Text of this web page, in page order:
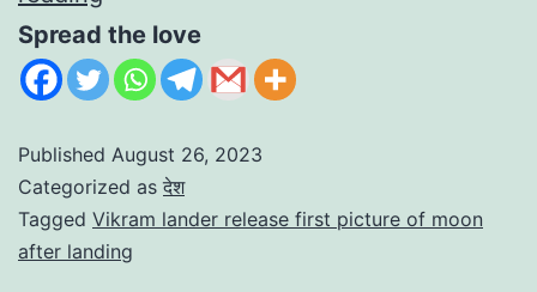
Spread the love
Published August 26, 2023
Categorized as देश
Tagged Vikram lander release first picture of moon
after landing